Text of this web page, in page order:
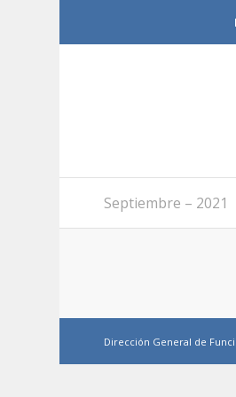
Septiembre – 2021
Dirección General de